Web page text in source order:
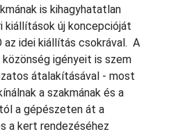
is kihagyhatatlan
új koncepcióját
az idei kiállítás csokrával. A
igényeit is szem
átalakításával - most
a szakmának és a
a gépészeten át a
a kert rendezéséhez